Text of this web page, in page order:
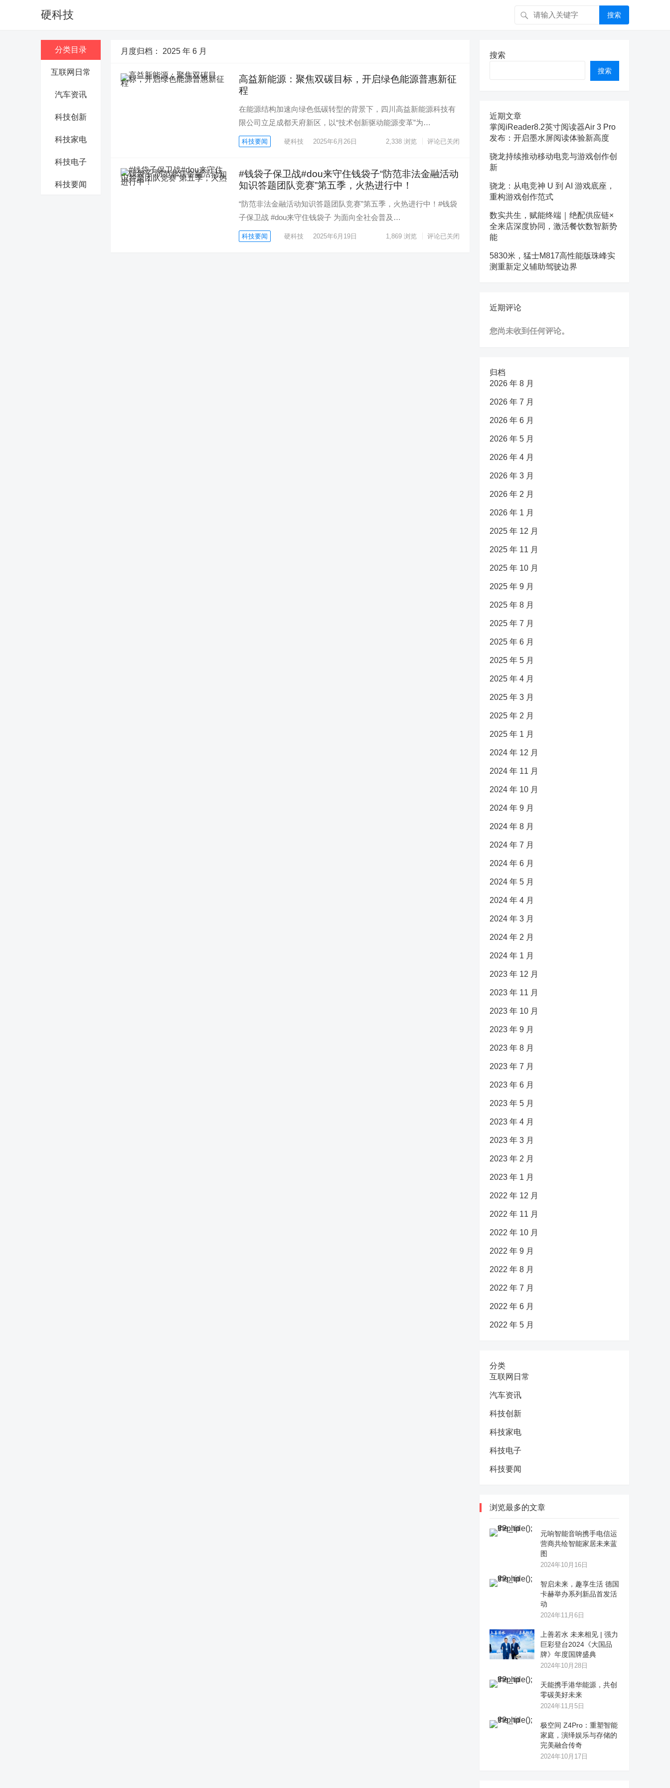
硬科技 搜索
分类目录
互联网日常
汽车资讯
科技创新
科技家电
科技电子
科技要闻
月度归档： 2025 年 6 月
高益新能源：聚焦双碳目标，开启绿色能源普惠新征
程
在能源结构加速向绿色低碳转型的背景下，四川高益新能源科技有
限公司立足成都天府新区，以“技术创新驱动能源变革”为…
科技要闻 硬科技 2025年6月26日 2,338 浏览 评论已关闭
#钱袋子保卫战#dou来守住钱袋子“防范非法金融活动
知识答题团队竞赛”第五季，火热进行中！
“防范非法金融活动知识答题团队竞赛”第五季，火热进行中！#钱袋
子保卫战 #dou来守住钱袋子 为面向全社会普及…
科技要闻 硬科技 2025年6月19日 1,869 浏览 评论已关闭
搜索
搜索
近期文章
掌阅iReader8.2英寸阅读器Air 3 Pro
发布：开启墨水屏阅读体验新高度
骁龙持续推动移动电竞与游戏创作创
新
骁龙：从电竞神 U 到 AI 游戏底座，
重构游戏创作范式
数实共生，赋能终端｜绝配供应链×
全来店深度协同，激活餐饮数智新势
能
5830米，猛士M817高性能版珠峰实
测重新定义辅助驾驶边界
近期评论
您尚未收到任何评论。
归档
2026 年 8 月
2026 年 7 月
2026 年 6 月
2026 年 5 月
2026 年 4 月
2026 年 3 月
2026 年 2 月
2026 年 1 月
2025 年 12 月
2025 年 11 月
2025 年 10 月
2025 年 9 月
2025 年 8 月
2025 年 7 月
2025 年 6 月
2025 年 5 月
2025 年 4 月
2025 年 3 月
2025 年 2 月
2025 年 1 月
2024 年 12 月
2024 年 11 月
2024 年 10 月
2024 年 9 月
2024 年 8 月
2024 年 7 月
2024 年 6 月
2024 年 5 月
2024 年 4 月
2024 年 3 月
2024 年 2 月
2024 年 1 月
2023 年 12 月
2023 年 11 月
2023 年 10 月
2023 年 9 月
2023 年 8 月
2023 年 7 月
2023 年 6 月
2023 年 5 月
2023 年 4 月
2023 年 3 月
2023 年 2 月
2023 年 1 月
2022 年 12 月
2022 年 11 月
2022 年 10 月
2022 年 9 月
2022 年 8 月
2022 年 7 月
2022 年 6 月
2022 年 5 月
分类
互联网日常
汽车资讯
科技创新
科技家电
科技电子
科技要闻
浏览最多的文章
元响智能音响携手电信运
营商共绘智能家居未来蓝
图
2024年10月16日
智启未来，趣享生活 德国
卡赫举办系列新品首发活
动
2024年11月6日
上善若水 未来相见 | 强力
巨彩登台2024《大国品
牌》年度国牌盛典
2024年10月28日
天能携手港华能源，共创
零碳美好未来
2024年11月5日
极空间 Z4Pro：重塑智能
家庭，演绎娱乐与存储的
完美融合传奇
2024年10月17日